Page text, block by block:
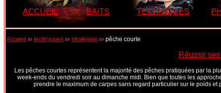
ACCUEIL BAITS TECHNIQUES
Accueil techniques stratégies pêche courte
Réussir
Les pêches courtes représentent la majorité des pêches pratiquées par la
week-ends du vendredi soir au dimanche midi. Bien que toutes les
prendre le maximum de carpes sans regard particulier sur le poids